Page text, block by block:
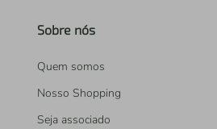
Sobre nós
Quem somos
Nosso Shopping
Seja associado